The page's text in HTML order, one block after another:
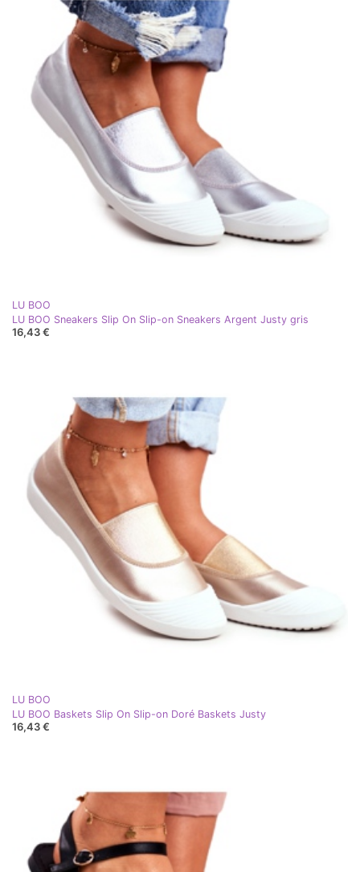
LU BOO
LU BOO Sneakers Slip On Slip-on Sneakers Argent Justy gris
16,43 €
LU BOO
LU BOO Baskets Slip On Slip-on Doré Baskets Justy
16,43 €